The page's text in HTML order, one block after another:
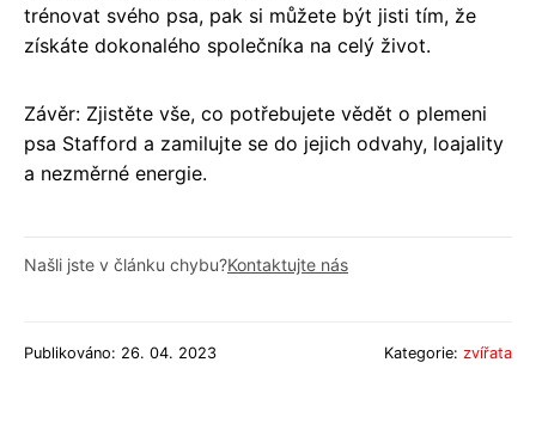
trénovat svého psa, pak si můžete být jisti tím, že
získáte dokonalého společníka na celý život.
Závěr: Zjistěte vše, co potřebujete vědět o plemeni
psa Stafford a zamilujte se do jejich odvahy, loajality
a nezměrné energie.
Našli jste v článku chybu?Kontaktujte nás
Publikováno: 26. 04. 2023 Kategorie: zvířata